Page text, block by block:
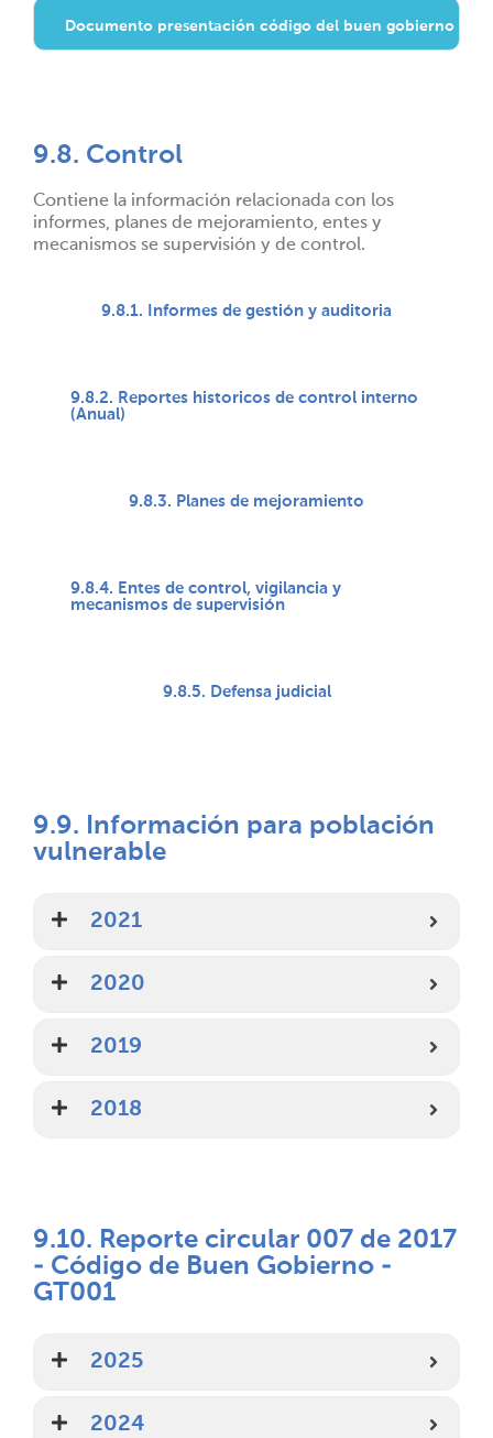
Documento presentación código del buen gobierno V1
9.8. Control
Contiene la información relacionada con los
informes, planes de mejoramiento, entes y
mecanismos se supervisión y de control.
9.8.1. Informes de gestión y auditoria
9.8.2. Reportes historicos de control interno
(Anual)
9.8.3. Planes de mejoramiento
9.8.4. Entes de control, vigilancia y
mecanismos de supervisión
9.8.5. Defensa judicial
9.9. Información para población
vulnerable
2021
2020
2019
2018
9.10. Reporte circular 007 de 2017
- Código de Buen Gobierno -
GT001
2025
2024